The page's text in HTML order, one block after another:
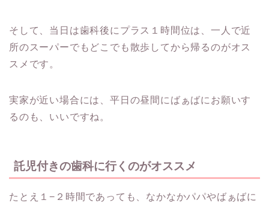
そして、当日は歯科後にプラス１時間位は、一人で近
所のスーパーでもどこでも散歩してから帰るのがオス
スメです。
実家が近い場合には、平日の昼間にばぁばにお願いす
るのも、いいですね。
託児付きの歯科に行くのがオススメ
たとえ１−２時間であっても、なかなかパパやばぁばに